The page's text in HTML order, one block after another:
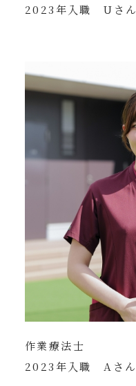
2023年入職 Uさん
作業療法士
2023年入職 Aさん